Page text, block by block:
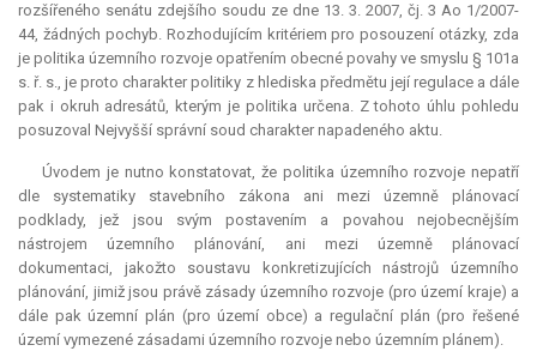
rozšířeného senátu zdejšího soudu ze dne 13. 3. 2007, čj. 3 Ao 1/2007-
44, žádných pochyb. Rozhodujícím kritériem pro posouzení otázky, zda
je politika územního rozvoje opatřením obecné povahy ve smyslu § 101a
s. ř. s., je proto charakter politiky z hlediska předmětu její regulace a dále
pak i okruh adresátů, kterým je politika určena. Z tohoto úhlu pohledu
posuzoval Nejvyšší správní soud charakter napadeného aktu.
Úvodem je nutno konstatovat, že politika územního rozvoje nepatří
dle systematiky stavebního zákona ani mezi územně plánovací
podklady, jež jsou svým postavením a povahou nejobecnějším
nástrojem územního plánování, ani mezi územně plánovací
dokumentaci, jakožto soustavu konkretizujících nástrojů územního
plánování, jimiž jsou právě zásady územního rozvoje (pro území kraje) a
dále pak územní plán (pro území obce) a regulační plán (pro řešené
území vymezené zásadami územního rozvoje nebo územním plánem).